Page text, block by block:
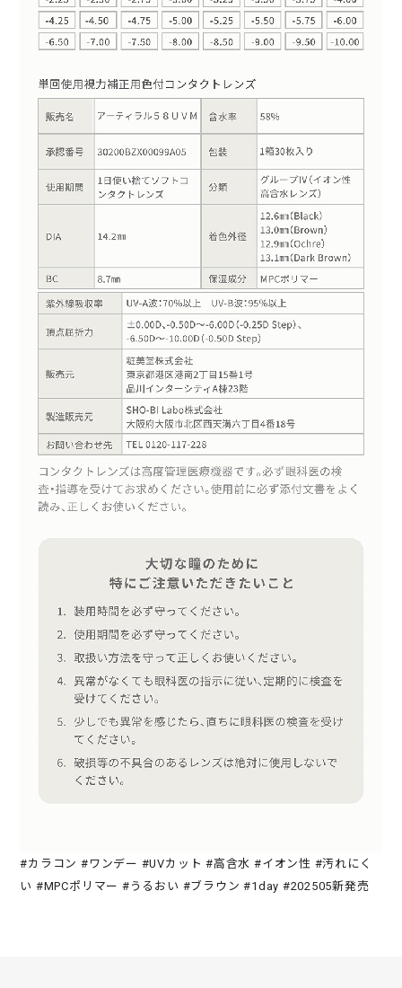
#カラコン #ワンデー #UVカット #高含水 #イオン性 #汚れにく
い #MPCポリマー #うるおい #ブラウン #1day #202505新発売